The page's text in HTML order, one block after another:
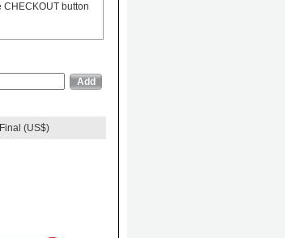
CHECKOUT button
Final (US$)